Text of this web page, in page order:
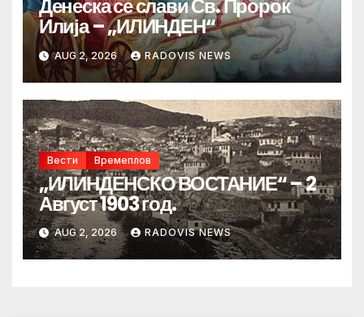
Денеска се слави Св. Пророк
Илија – „ИЛИНДЕН“
AUG 2, 2026 RADOVIS NEWS
Вести Времеплов
„ИЛИНДЕНСКО ВОСТАНИЕ“ – 2
Август 1903 год.
AUG 2, 2026 RADOVIS NEWS